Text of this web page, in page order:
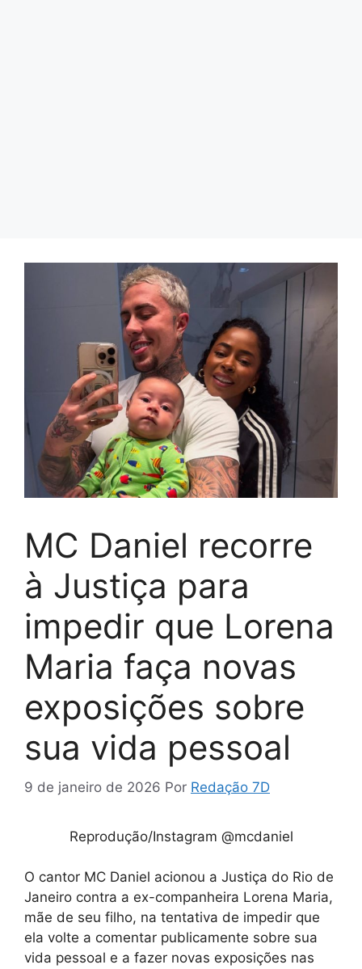
MC Daniel recorre
à Justiça para
impedir que Lorena
Maria faça novas
exposições sobre
sua vida pessoal
9 de janeiro de 2026 Por Redação 7D
Reprodução/Instagram @mcdaniel
O cantor MC Daniel acionou a Justiça do Rio de
Janeiro contra a ex-companheira Lorena Maria,
mãe de seu filho, na tentativa de impedir que
ela volte a comentar publicamente sobre sua
vida pessoal e a fazer novas exposições nas